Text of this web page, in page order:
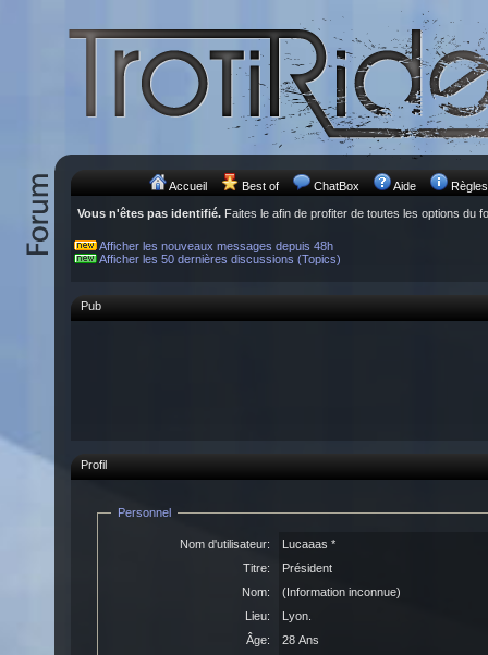
Accueil Best of ChatBox Aide Règles
Vous n'êtes pas identifié. Faites le afin de profiter de toutes les options du
Afficher les nouveaux messages depuis 48h
Afficher les 50 dernières discussions (Topics)
Pub
Profil
Personnel
Nom d'utilisateur:
Lucaaas *
Titre:
Président
Nom:
(Information inconnue)
Lieu:
Lyon.
Âge:
28 Ans